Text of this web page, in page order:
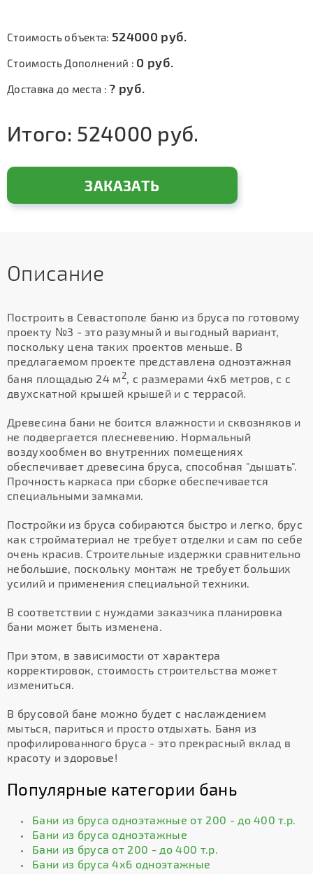
Стоимость объекта: 524000 руб.
Стоимость Дополнений : 0 руб.
Доставка до места :? руб.
Итого: 524000 руб.
ЗАКАЗАТЬ
Описание
Построить в Севастополе баню из бруса по готовому
проекту №3 - это разумный и выгодный вариант,
поскольку цена таких проектов меньше. В
предлагаемом проекте представлена одноэтажная
баня площадью 24 м2, с размерами 4х6 метров, с с
двухскатной крышей крышей и с террасой.
Древесина бани не боится влажности и сквозняков и
не подвергается плесневению. Нормальный
воздухообмен во внутренних помещениях
обеспечивает древесина бруса, способная "дышать".
Прочность каркаса при сборке обеспечивается
специальными замками.
Постройки из бруса собираются быстро и легко, брус
как стройматериал не требует отделки и сам по себе
очень красив. Строительные издержки сравнительно
небольшие, поскольку монтаж не требует больших
усилий и применения специальной техники.
В соответствии с нуждами заказчика планировка
бани может быть изменена.
При этом, в зависимости от характера
корректировок, стоимость строительства может
измениться.
В брусовой бане можно будет с наслаждением
мыться, париться и просто отдыхать. Баня из
профилированного бруса - это прекрасный вклад в
красоту и здоровье!
Популярные категории бань
Бани из бруса одноэтажные от 200 - до 400 т.р.
Бани из бруса одноэтажные
Бани из бруса от 200 - до 400 т.р.
Бани из бруса 4х6 одноэтажные